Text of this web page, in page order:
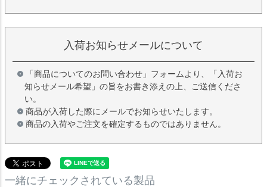
入荷お知らせメールについて
「商品についてのお問い合わせ」フォームより、「入荷お
知らせメール希望」の旨をお書き添えの上、ご送信くださ
い。
商品が入荷した際にメールでお知らせいたします。
商品の入荷やご注文を確定するものではありません。
一緒にチェックされている製品